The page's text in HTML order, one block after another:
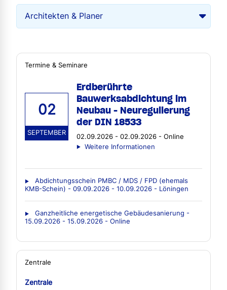
Termine & Seminare
02
SEPTEMBER
Erdberührte
Bauwerksabdichtung im
Neubau - Neuregulierung
der DIN 18533
02.09.2026 - 02.09.2026 - Online
Weitere Informationen
Abdichtungsschein PMBC / MDS / FPD (ehemals
KMB-Schein) - 09.09.2026 - 10.09.2026 - Löningen
Ganzheitliche energetische Gebäudesanierung -
15.09.2026 - 15.09.2026 - Online
Zentrale
Zentrale